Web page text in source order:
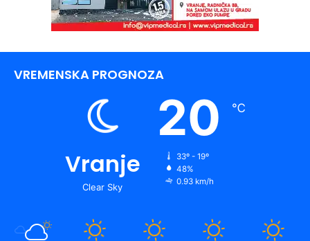
VREMENSKA PROGNOZA
Vranje
Clear Sky
20 ℃
33º - 19º
48%
0.93 km/h